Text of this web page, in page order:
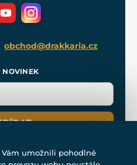
obchod@drakkaria.cz
NOVINEK
Vám umožnili pohodlné